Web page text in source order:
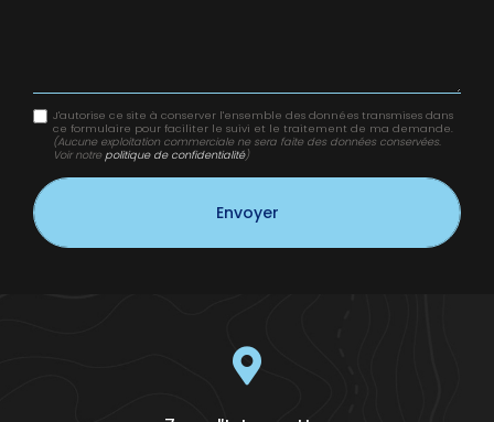
J'autorise ce site à conserver l'ensemble des données transmises dans
ce formulaire pour faciliter le suivi et le traitement de ma demande.
(Aucune exploitation commerciale ne sera faite des données conservées.
Voir notre politique de confidentialité)